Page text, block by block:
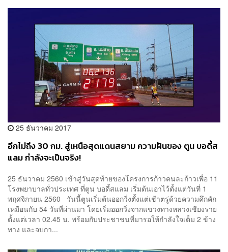
25 ธันวาคม 2017
อีกไม่ถึง 30 กม. สู่เหนือสุดแดนสยาม ความฝันของ ตูน บอดี้ส
แลม กำลังจะเป็นจริง!
25 ธันวาคม 2560 เข้าสู่วันสุดท้ายของโครงการก้าวคนละก้าวเพื่อ 11
โรงพยาบาลทั่วประเทศ ที่ตูน บอดี้สแลม เริ่มต้นเอาไว้ตั้งแต่วันที่ 1
พฤศจิกายน 2560 วันนี้ตูนเริ่มต้นออกวิ่งตั้งแต่เช้าตรู่ด้วยความคึกคัก
เหมือนกับ 54 วันที่ผ่านมา โดยเริ่มออกวิ่งจากแขวงทางหลวงเชียงราย
ตั้งแต่เวลา 02.45 น. พร้อมกับประชาชนที่มารอให้กำลังใจเต็ม 2 ข้าง
ทาง และจบกา...